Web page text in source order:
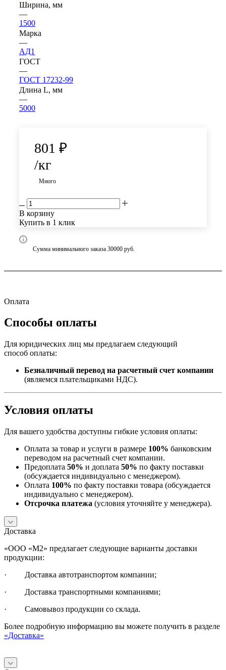
Ширина, мм
—
1500
Марка
—
АД1
ГОСТ
—
ГОСТ 17232-99
Длина L, мм
—
5000
801 ₽
/кг
Много
В корзину
Купить в 1 клик
Сумма минимального заказа 30000 руб.
Оплата
Способы оплаты
Для юридических лиц мы предлагаем следующий
способ оплаты:
Безналичный перевод на расчетный счет компании
(являемся плательщиками НДС).
Условия оплаты
Для вашего удобства доступны гибкие условия оплаты:
Оплата за товар и услуги в размере 100% банковским
переводом на расчетный счет компании.
Предоплата 50% и доплата 50% по факту поставки
(обсуждается индивидуально с менеджером).
Оплата 100% по факту поставки товара (обсуждается
индивидуально с менеджером).
Отсрочка платежа (условия уточняйте у менеджера).
Доставка
«ООО «М2» предлагает следующие варианты доставки
продукции:
· Доставка автотранспортом компании;
· Доставка транспортными компаниями;
· Самовывоз продукции со склада.
Более подробную информацию вы можете получить в разделе
«Доставка»